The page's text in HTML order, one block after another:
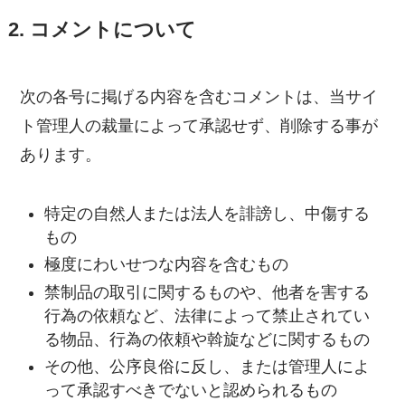
2. コメントについて
次の各号に掲げる内容を含むコメントは、当サイ
ト管理人の裁量によって承認せず、削除する事が
あります。
特定の自然人または法人を誹謗し、中傷する
もの
極度にわいせつな内容を含むもの
禁制品の取引に関するものや、他者を害する
行為の依頼など、法律によって禁止されてい
る物品、行為の依頼や斡旋などに関するもの
その他、公序良俗に反し、または管理人によ
って承認すべきでないと認められるもの